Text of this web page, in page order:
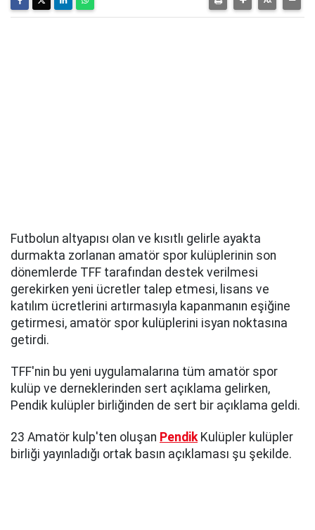
Futbolun altyapısı olan ve kısıtlı gelirle ayakta
durmakta zorlanan amatör spor kulüplerinin son
dönemlerde TFF tarafından destek verilmesi
gerekirken yeni ücretler talep etmesi, lisans ve
katılım ücretlerini artırmasıyla kapanmanın eşiğine
getirmesi, amatör spor kulüplerini isyan noktasına
getirdi.
TFF'nin bu yeni uygulamalarına tüm amatör spor
kulüp ve derneklerinden sert açıklama gelirken,
Pendik kulüpler birliğinden de sert bir açıklama geldi.
23 Amatör kulp'ten oluşan Pendik Kulüpler kulüpler
birliği yayınladığı ortak basın açıklaması şu şekilde.